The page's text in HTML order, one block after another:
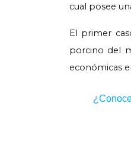
cual posee
El primer
porcino del
económicas